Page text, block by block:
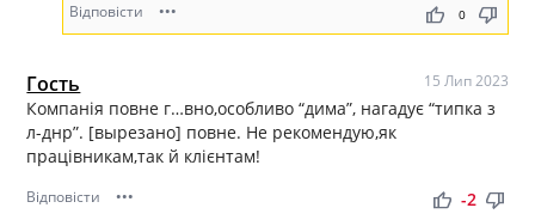
Відповісти ••• thumb_up thumb_down
0
Гость 15 Лип 2023
Компанія повне г…вно,особливо “дима”, нагадує “типка з
л-днр”. [вырезано] повне. Не рекомендую,як
працівникам,так й клієнтам!
Відповісти ••• thumb_up thumb_down
-2